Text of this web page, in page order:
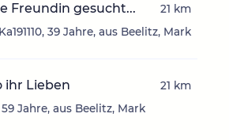
Freundin gesucht...
39 Jahre, aus Beelitz, Mark
21 km
ihr Lieben
59 Jahre, aus Beelitz, Mark
21 km